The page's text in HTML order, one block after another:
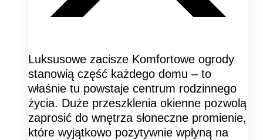
Luksusowe zacisze Komfortowe ogrody
stanowią część każdego domu – to
właśnie tu powstaje centrum rodzinnego
życia. Duże przeszklenia okienne pozwolą
zaprosić do wnętrza słoneczne promienie,
które wyjątkowo pozytywnie wpłyną na